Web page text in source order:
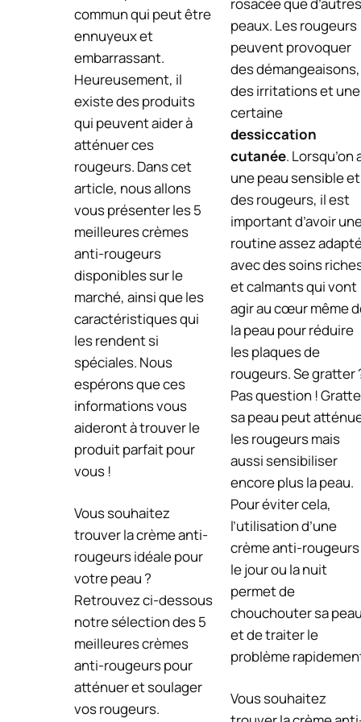
commun qui peut être
ennuyeux et
embarrassant.
Heureusement, il
existe des produits
qui peuvent aider à
atténuer ces
rougeurs. Dans cet
article, nous allons
vous présenter les 5
meilleures crèmes
anti-rougeurs
disponibles sur le
marché, ainsi que les
caractéristiques qui
les rendent si
spéciales. Nous
espérons que ces
informations vous
aideront à trouver le
produit parfait pour
vous !
Vous souhaitez
trouver la crème anti-
rougeurs idéale pour
votre peau ?
Retrouvez ci-dessous
notre sélection des 5
meilleures crèmes
anti-rougeurs pour
atténuer et soulager
vos rougeurs.
peaux. Les rougeurs
peuvent provoquer
des démangeaisons,
des irritations et une
certaine
dessiccation
cutanée. Lorsqu’on
une peau sensible et
des rougeurs, il est
important d’avoir
routine assez
avec des soins
et calmants qui vont
agir au cœur même
la peau pour réduire
les plaques de
rougeurs. Se gratter
Pas question !
sa peau peut
les rougeurs mais
aussi sensibiliser
encore plus la peau.
Pour éviter cela,
l’utilisation d’une
crème anti-rougeurs
le jour ou la nuit
permet de
chouchouter sa peau
et de traiter le
problème
Vous souhaitez